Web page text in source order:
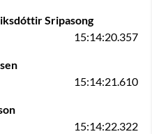
Sripasong
15:14:20.357
15:14:21.610
15:14:22.322